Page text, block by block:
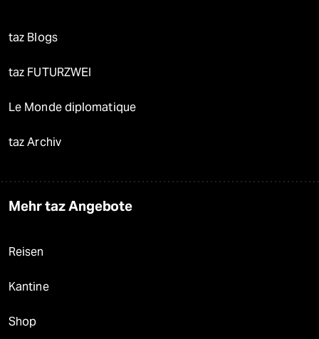
taz Blogs
taz FUTURZWEI
Le Monde diplomatique
taz Archiv
Mehr taz Angebote
Reisen
Kantine
Shop